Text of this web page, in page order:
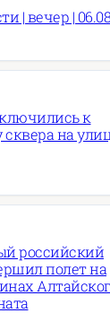
| вечер |
к
сквера на
российский
полет на